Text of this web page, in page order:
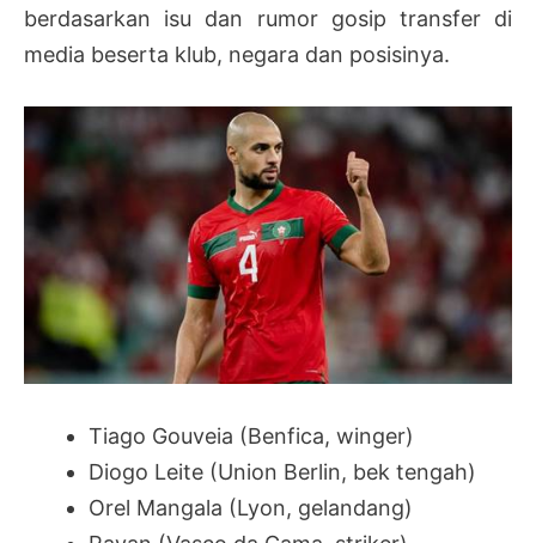
berdasarkan isu dan rumor gosip transfer di
media beserta klub, negara dan posisinya.
Tiago Gouveia (Benfica, winger)
Diogo Leite (Union Berlin, bek tengah)
Orel Mangala (Lyon, gelandang)